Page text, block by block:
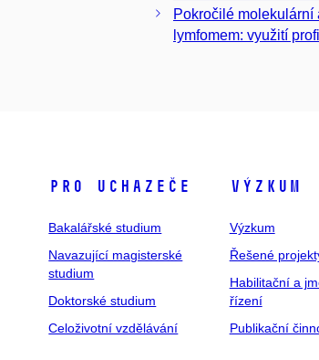
Pokročilé
lymfomem: využití
Pro uchazeče
Bakalářské studium
Navazující magisterské
studium
Doktorské studium
Celoživotní vzdělávání
Výzkum
Výzkum
Řešené
Habilitační a
řízení
Publikační